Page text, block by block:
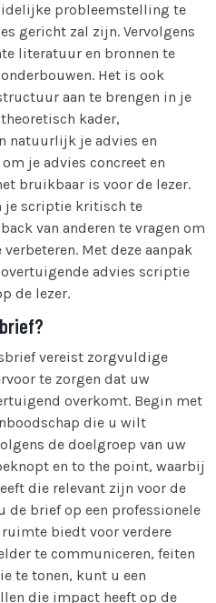
probleemstelling te
gericht zal zijn. Vervolgens
literatuur en bronnen te
Het is ook
aan te brengen in je
kader,
natuurlijk je advies en
je advies concreet en
bruikbaar is voor de lezer.
je scriptie kritisch te
van anderen te vragen om
Met deze aanpak
advies scriptie
de lezer.
vereist zorgvuldige
te zorgen dat uw
overkomt. Begin met
die u wilt
de doelgroep van uw
en to the point, waarbij
die relevant zijn voor de
de brief op een professionele
biedt voor verdere
te communiceren, feiten
te tonen, kunt u een
die impact heeft op de